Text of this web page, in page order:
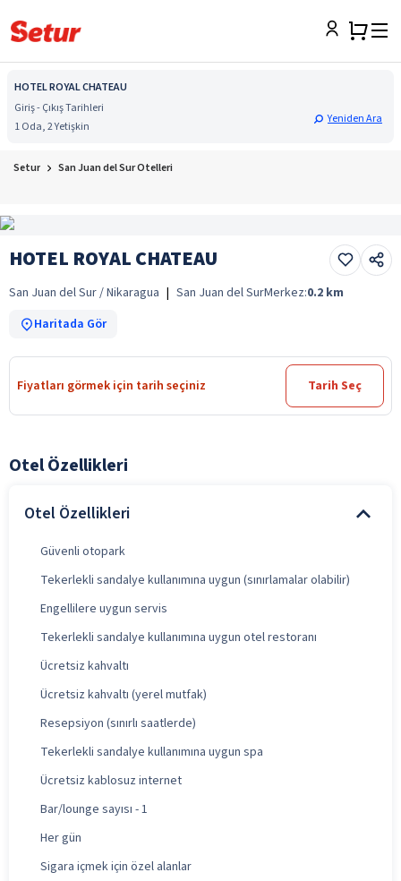
HOTEL ROYAL CHATEAU
Giriş - Çıkış Tarihleri
1 Oda, 2 Yetişkin
Yeniden Ara
Setur San Juan del Sur Otelleri
HOTEL ROYAL CHATEAU
San Juan del Sur / Nikaragua | San Juan del SurMerkez:0.2 km
Haritada Gör
Fiyatları görmek için tarih seçiniz Tarih Seç
Otel Özellikleri
Otel Özellikleri
Güvenli otopark
Tekerlekli sandalye kullanımına uygun (sınırlamalar olabilir)
Engellilere uygun servis
Tekerlekli sandalye kullanımına uygun otel restoranı
Ücretsiz kahvaltı
Ücretsiz kahvaltı (yerel mutfak)
Resepsiyon (sınırlı saatlerde)
Tekerlekli sandalye kullanımına uygun spa
Ücretsiz kablosuz internet
Bar/lounge sayısı - 1
Her gün
Sigara içmek için özel alanlar